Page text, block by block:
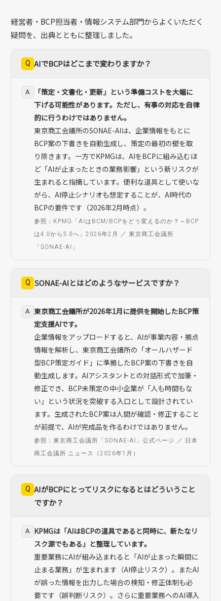
経営者・BCP担当者・情報システム部門からよくいただく
疑問を、出典とともに整理しました。
Q AIでBCPはどこまで変わりますか？
A
「策定・文書化・更新」という準備コストを大幅に
下げる可能性があります。ただし、有事の対応を自律
的に行うわけではありません。
東京商工会議所のSONAE-AIは、企業情報をもとに
BCP案の下書きを自動生成し、策定の最初の壁を取
り除きます。一方でKPMGは、AIをBCPに組み込むほ
ど「AIが止まったときの業務影響」という新リスクが
生まれると指摘しています。便利な道具として使いな
がら、AI停止シナリオも想定することが、AI時代の
BCPの要件です（2026年2月時点）。
参照：KPMG「AIはBCM/BCPをどう変えるのか？～BCP
は4.0から5.0へ」2026年2月 ／ 東京商工会議所
「SONAE-AI」
Q SONAE-AIとはどのようなサービスですか？
A 東京商工会議所が2026年1月に提供を開始したBCP策
定支援AIです。
企業情報をアップロードすると、AIが事業内容・拠点
情報を解析し、東京商工会議所の「オールハザード
型BCP策定ガイド」に準拠したBCP案の下書きを自
動生成します。AIアシスタントとの対話形式で加筆・
修正でき、BCP未策定の中小企業が「人も時間もな
い」という状況を突破する入口として設計されてい
ます。生成されたBCP案は人間が確認・修正すること
が前提で、AIが完成品を作るわけではありません。
参照：東京商工会議所「SONAE-AI」公式ページ ／ 日本
商工会議所 ニュース（2026年1月）
Q AIがBCPにとってリスクになるとはどういうこと
ですか？
A KPMGは「AIはBCPの道具であると同時に、新たなリ
スク源でもある」と整理しています。
重要業務にAIが組み込まれると「AIが止まった瞬間に
止まる業務」が生まれます（AI停止リスク）。またAI
が誤った情報を出力した場合の検知・修正体制も必
要です（誤判断リスク）。さらに重要業務へのAI導入